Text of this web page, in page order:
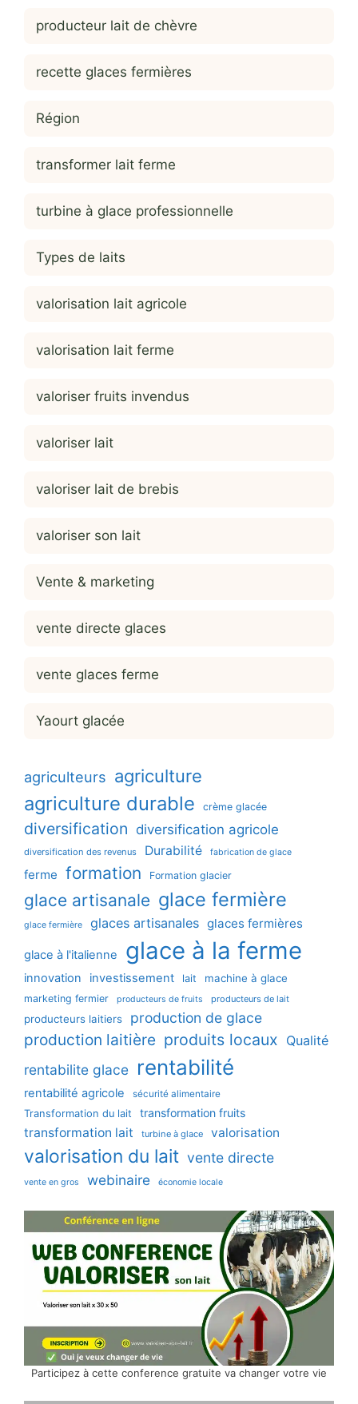
producteur lait de chèvre
recette glaces fermières
Région
transformer lait ferme
turbine à glace professionnelle
Types de laits
valorisation lait agricole
valorisation lait ferme
valoriser fruits invendus
valoriser lait
valoriser lait de brebis
valoriser son lait
Vente & marketing
vente directe glaces
vente glaces ferme
Yaourt glacée
agriculteurs agriculture
agriculture durable crème glacée
diversification diversification agricole
diversification des revenus Durabilité fabrication de glace
ferme formation Formation glacier
glace artisanale glace fermière
glace fermière glaces artisanales glaces fermières
glace à l'italienne glace à la ferme
innovation investissement lait machine à glace
marketing fermier producteurs de fruits producteurs de lait
producteurs laitiers production de glace
production laitière produits locaux Qualité
rentabilite glace rentabilité
rentabilité agricole sécurité alimentaire
Transformation du lait transformation fruits
transformation lait turbine à glace valorisation
valorisation du lait vente directe
vente en gros webinaire économie locale
Participez à cette conference gratuite va changer votre vie